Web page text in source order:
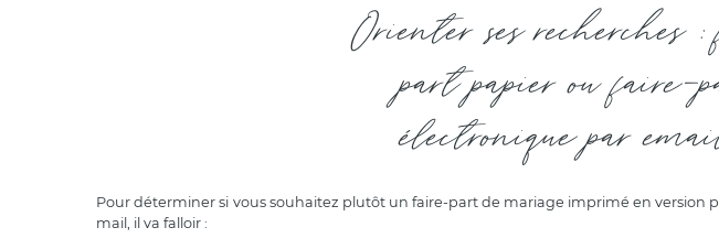
Orienter ses recherches
part papier ou faire-
électronique par
Pour déterminer si vous souhaitez plutôt un faire-part de mariage imprimé en version
mail, il va falloir :